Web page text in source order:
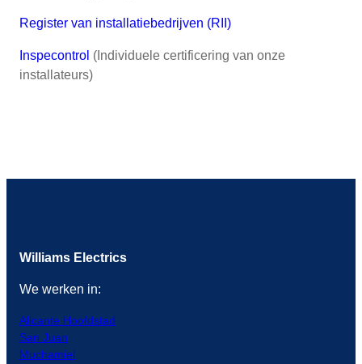
Register van installatiebedrijven (RII)
Inspecontrol (Individuele certificering van onze
installateurs)
Williams Electrics
We werken in:
Alicante Hoofdstad
San Juan
Muchamiel